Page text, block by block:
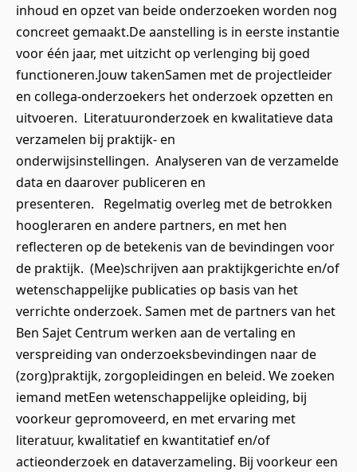
inhoud en opzet van beide onderzoeken worden nog
concreet gemaakt.De aanstelling is in eerste instantie
voor één jaar, met uitzicht op verlenging bij goed
functioneren.Jouw takenSamen met de projectleider
en collega-onderzoekers het onderzoek opzetten en
uitvoeren. Literatuuronderzoek en kwalitatieve data
verzamelen bij praktijk- en
onderwijsinstellingen. Analyseren van de verzamelde
data en daarover publiceren en
presenteren. Regelmatig overleg met de betrokken
hoogleraren en andere partners, en met hen
reflecteren op de betekenis van de bevindingen voor
de praktijk. (Mee)schrijven aan praktijkgerichte en/of
wetenschappelijke publicaties op basis van het
verrichte onderzoek. Samen met de partners van het
Ben Sajet Centrum werken aan de vertaling en
verspreiding van onderzoeksbevindingen naar de
(zorg)praktijk, zorgopleidingen en beleid. We zoeken
iemand metEen wetenschappelijke opleiding, bij
voorkeur gepromoveerd, en met ervaring met
literatuur, kwalitatief en kwantitatief en/of
actieonderzoek en dataverzameling. Bij voorkeur een